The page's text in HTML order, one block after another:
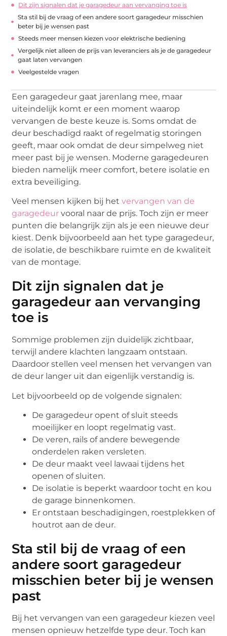
Dit zijn signalen dat je garagedeur aan vervanging toe is
Sta stil bij de vraag of een andere soort garagedeur misschien
beter bij je wensen past
Steeds meer mensen kiezen voor elektrische bediening
Vergelijk niet alleen de prijs van leveranciers als je de garagedeur
gaat laten vervangen
Veelgestelde vragen
Een garagedeur gaat jarenlang mee, maar
uiteindelijk komt er een moment waarop
vervangen de beste keuze is. Soms omdat de
deur beschadigd raakt of regelmatig storingen
geeft, maar ook omdat de deur simpelweg niet
meer past bij je wensen. Moderne garagedeuren
bieden namelijk meer comfort, betere isolatie en
extra beveiliging.
Veel mensen kijken bij hetvervangen van de
garagedeur vooral naar de prijs. Toch zijn er meer
punten die belangrijk zijn als je een nieuwe deur
kiest. Denk bijvoorbeeld aan het type garagedeur,
de isolatie, de beschikbare ruimte en de kwaliteit
van de montage.
Dit zijn signalen dat je
garagedeur aan vervanging
toe is
Sommige problemen zijn duidelijk zichtbaar,
terwijl andere klachten langzaam ontstaan.
Daardoor stellen veel mensen het vervangen van
de deur langer uit dan eigenlijk verstandig is.
Let bijvoorbeeld op de volgende signalen:
De garagedeur opent of sluit steeds
moeilijker en loopt regelmatig vast.
De veren, rails of andere bewegende
onderdelen raken versleten.
De deur maakt veel lawaai tijdens het
openen of sluiten.
De isolatie is beperkt waardoor tocht en kou
de garage binnenkomen.
Er ontstaan beschadigingen, roestplekken of
houtrot aan de deur.
Sta stil bij de vraag of een
andere soort garagedeur
misschien beter bij je wensen
past
Bij het vervangen van een garagedeur kiezen veel
mensen opnieuw hetzelfde type deur. Toch kan